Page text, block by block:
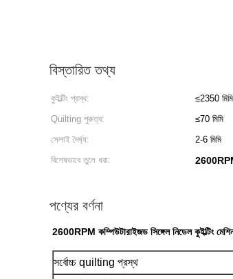
বিস্তারিত তথ্য
কুইল্টিং প্রস্থ: ≤2350 মিমি
Quilting পুরুত্ব:
≤70 মিমি
সেলাই দৈর্ঘ্য:
2-6 মিমি
বিশেষভাবে তুলে ধরা:
পণ্যের বর্ণনা
2600RPM কম্পিউটারাইজড সিঙ্গেল নিডেল কুইল্টিং
সর্বোচ্চ quilting প্রস্থ